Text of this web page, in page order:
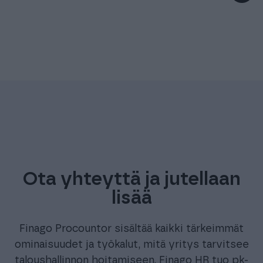
Ota yhteyttä ja jutellaan
lisää
Finago Procountor sisältää kaikki tärkeimmät
ominaisuudet ja työkalut, mitä yritys tarvitsee
taloushallinnon hoitamiseen. Finago HR tuo pk-